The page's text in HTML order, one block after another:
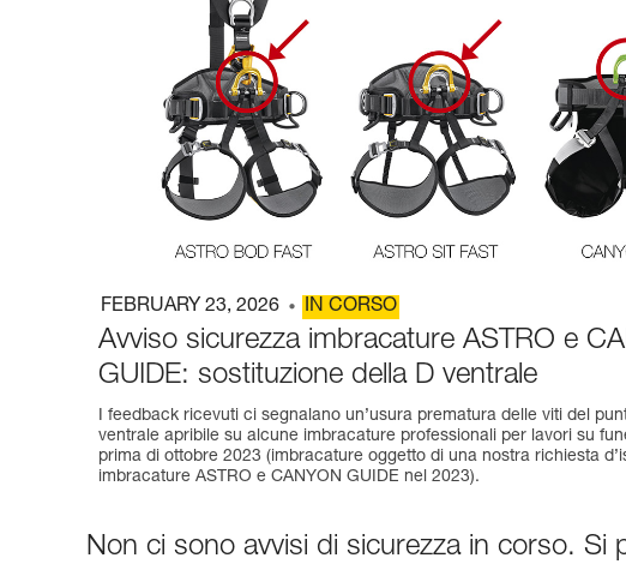
FEBRUARY 23, 2026 IN CORSO
Avviso sicurezza imbracature ASTRO e
GUIDE: sostituzione della D ventrale
I feedback ricevuti ci segnalano un’usura prematura delle viti del
ventrale apribile su alcune imbracature professionali per lavori su
prima di ottobre 2023 (imbracature oggetto di una nostra richiesta
imbracature ASTRO e CANYON GUIDE nel 2023).
Non ci sono avvisi di sicurezza in corso. Si